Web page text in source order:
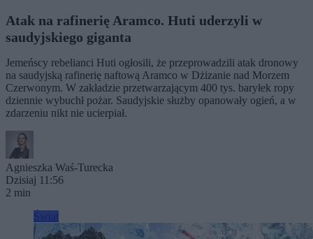
Atak na rafinerię Aramco. Huti uderzyli w
saudyjskiego giganta
Jemeńscy rebelianci Huti ogłosili, że przeprowadzili atak dronowy
na saudyjską rafinerię naftową Aramco w Dżizanie nad Morzem
Czerwonym. W zakładzie przetwarzającym 400 tys. baryłek ropy
dziennie wybuchł pożar. Saudyjskie służby opanowały ogień, a w
zdarzeniu nikt nie ucierpiał.
Agnieszka Waś-Turecka
Dzisiaj 11:56
2 min